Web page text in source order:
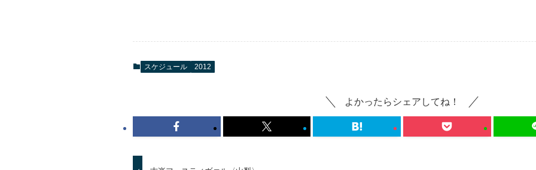
スケジュール 2012
よかったらシェアしてね！